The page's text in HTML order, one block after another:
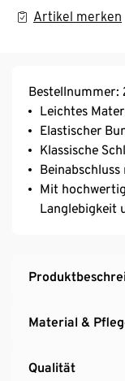
Artikel merken
Bestellnummer:
Leichtes
Elastischer
Klassische
Mit
Langlebigkeit
Material &
Qualität